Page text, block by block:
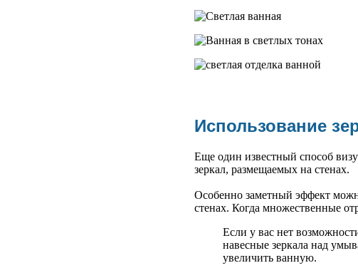
Использование
Еще один известный способ
зеркал, размещаемых на стенах.
Особенно заметный эффект
стенах. Когда множественные
Если у вас нет
навесные зеркала над
увеличить ванную.